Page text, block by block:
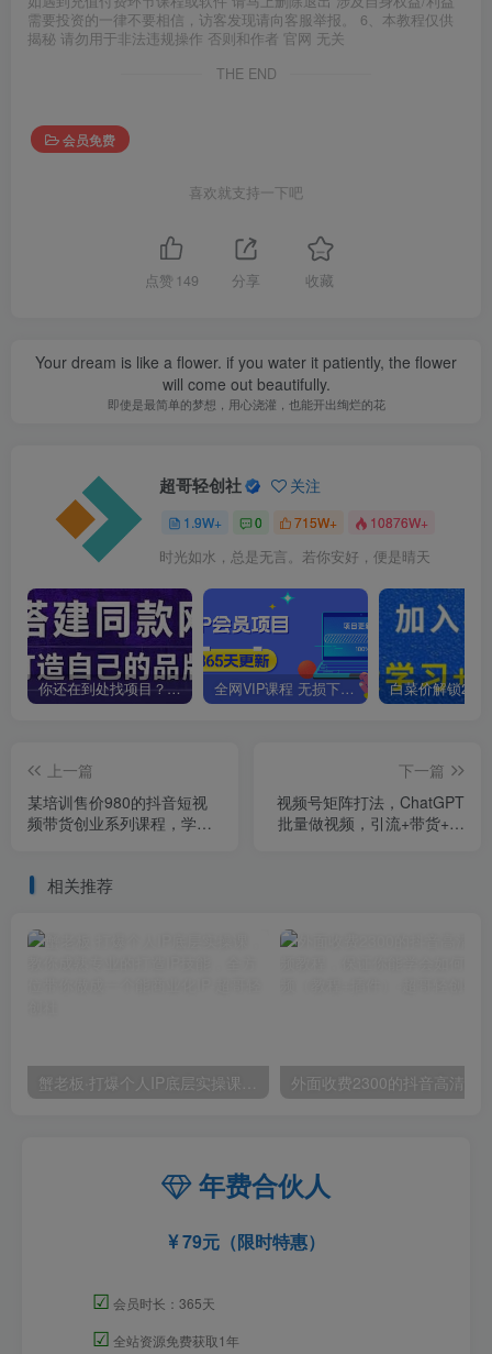
需要投资的一律不要相信，访客发现请向客服举报。 6、本教程仅供
揭秘 请勿用于非法违规操作 否则和作者 官网 无关
THE END
会员免费
喜欢就支持一下吧
点赞 149 分享 收藏
Your dream is like a flower. if you water it patiently, the flower
will come out beautifully.
即使是最简单的梦想，用心浇灌，也能开出绚烂的花
超哥轻创社 关注
1.9W+ 0 715W+ 10876W+
时光如水，总是无言。若你安好，便是晴天
你还在到处找项目？还在当韭菜？我靠卖项目一个月收入5万+，曾经我也是个失败者。 全网VIP课程 无损下载~
上一篇
某培训售价980的抖音短视
频带货创业系列课程，学会
下一篇
视频号矩阵打法，ChatGPT
批量做视频，引流+带货+直
相关推荐
蟹老板·打爆个人IP底层实操课，教你成熟专业的打造IP技能，全方位带你做成一个能商业化IP
年费合伙人
79元（限时特惠）
☑ 会员时长：365天
☑ 全站资源免费获取1年